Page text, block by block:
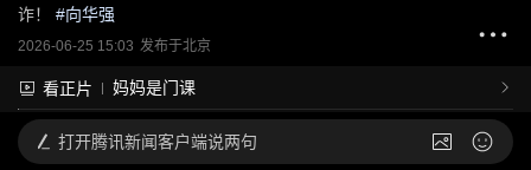
诈！
#向华强
2026-06-25 15:03 发布于北京
看正片 妈妈是门课
打开腾讯新闻客户端说两句